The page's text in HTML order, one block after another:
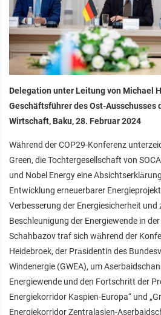
Delegation unter Leitung von Michael
Geschäftsführer des Ost-Ausschusses
Wirtschaft, Baku, 28. Februar 2024
Während der COP29-Konferenz
Green, die Tochtergesellschaft von
und Nobel Energy eine
Entwicklung erneuerbarer
Verbesserung der Energiesicherheit und
Beschleunigung der Energiewende in
Schahbazov traf sich während der
Heidebroek, der Präsidentin des
Windenergie (GWEA), um
Energiewende und den Fortschritt der
Energiekorridor Kaspien-Europa“ und
Energiekorridor Zentralasien-